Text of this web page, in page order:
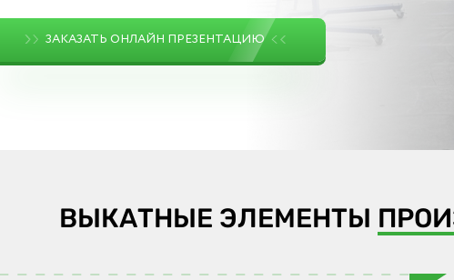
ЗАКАЗАТЬ ОНЛАЙН ПРЕЗЕНТАЦИЮ
ВЫКАТНЫЕ ЭЛЕМЕНТЫ